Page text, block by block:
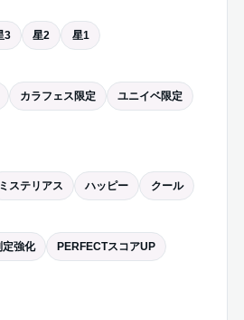
3 星2 星1
カラフェス限定 ユニイベ限定
ミステリアス ハッピー クール
定強化 PERFECTスコアUP